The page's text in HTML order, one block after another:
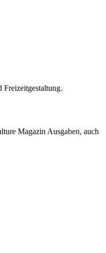
Freizeitgestaltung.
Magazin Ausgaben, auch